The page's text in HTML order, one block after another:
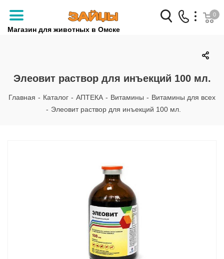
Магазин для животных в Омске
Заказать звонок
+7 (3812) 79-04-04
+7 (950) 959-88-32
0
Элеовит раствор для инъекций 100 мл.
Главная - Каталог - АПТЕКА - Витамины - Витамины для всех
- Элеовит раствор для инъекций 100 мл.